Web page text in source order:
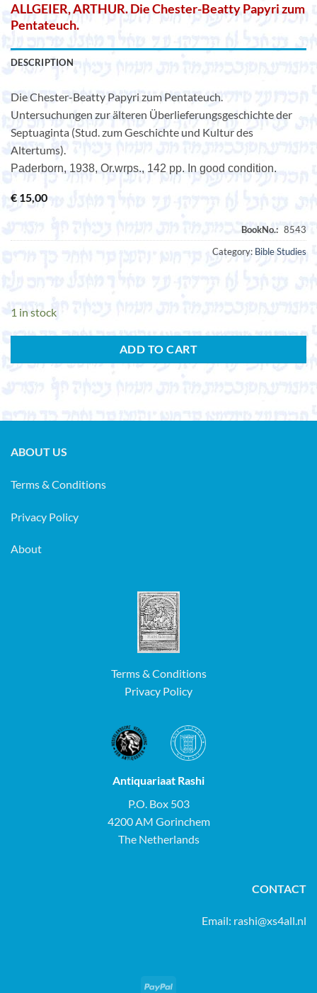
ALLGEIER, ARTHUR. Die Chester-Beatty Papyri zum
Pentateuch.
DESCRIPTION
Die Chester-Beatty Papyri zum Pentateuch.
Untersuchungen zur älteren Überlieferungsgeschichte der
Septuaginta (Stud. zum Geschichte und Kultur des
Altertums).
Paderborn, 1938, Or.wrps., 142 pp. In good condition.
€ 15,00
Category: Bible Studies
1 in stock
ADD TO CART
ABOUT US
Terms & Conditions
Privacy Policy
About
Terms & Conditions
Privacy Policy
Antiquariaat Rashi
P.O. Box 503
4200 AM Gorinchem
The Netherlands
CONTACT
Email: rashi@xs4all.nl
PayPal